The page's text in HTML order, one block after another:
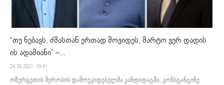
“თუ ნებავს, ძმასთან ერთად მოვიდეს, მარტო ვერ დადის
ის ადამიანი” –...
24.09.2021. 19:41
ოზურგეთის მერობის დამოუკიდებელმა კანდიდატმა, კონსტანტინე